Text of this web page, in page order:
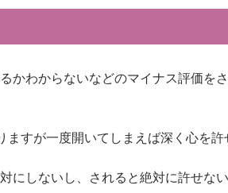
かわからないなどのマイナス評価を
すが一度開いてしまえば深く心を
にしないし、されると絶対に許せな